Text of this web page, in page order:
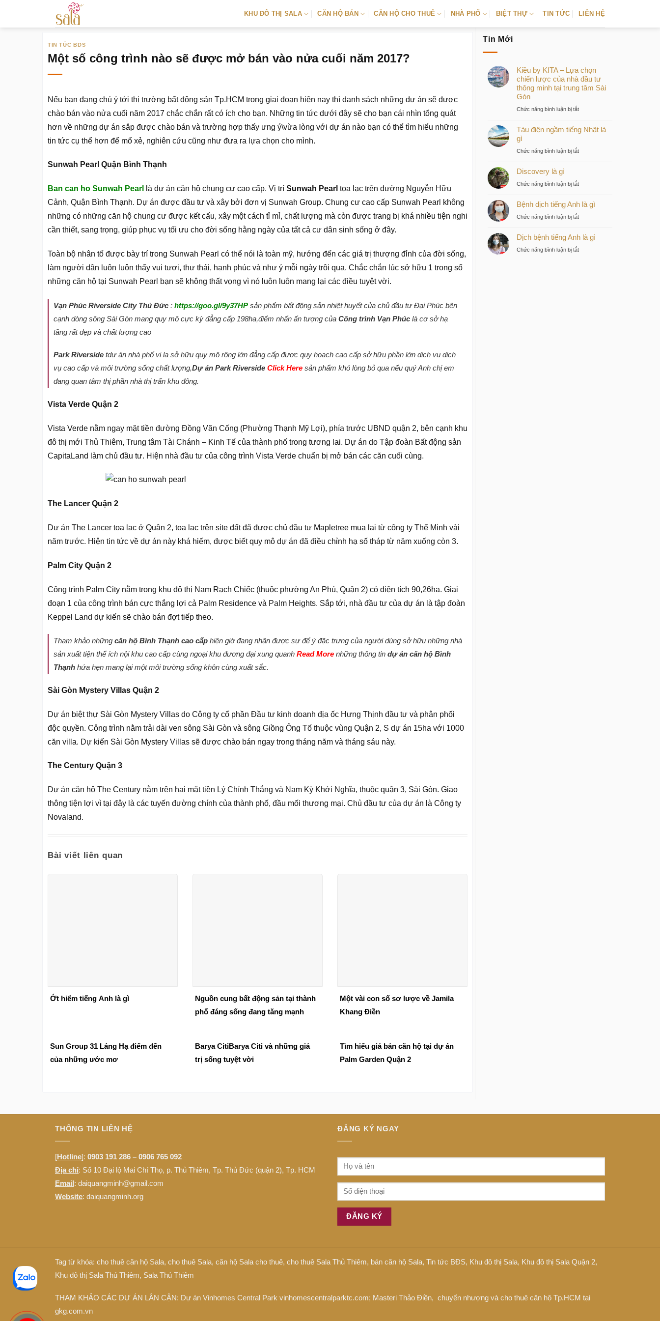
KHU ĐÔ THỊ SALA CĂN HỘ BÁN CĂN HỘ CHO THUÊ NHÀ PHỐ BIỆT THỰ TIN TỨC LIÊN HỆ
TIN TỨC BDS
Một số công trình nào sẽ được mở bán vào nửa cuối năm 2017?
Nếu bạn đang chú ý tới thị trường bất động sản Tp.HCM trong giai đoạn hiện nay thì danh sách những dự án sẽ được
chào bán vào nửa cuối năm 2017 chắc chắn rất có ích cho bạn. Những tin tức dưới đây sẽ cho bạn cái nhìn tổng quát
hơn về những dự án sắp được chào bán và trường hợp thấy ưng ý\vừa lòng với dự án nào bạn có thể tìm hiểu những
tin tức cụ thể hơn để mổ xẻ, nghiên cứu cũng như đưa ra lựa chọn cho mình.
Sunwah Pearl Quận Bình Thạnh
Ban can ho Sunwah Pearl là dự án căn hộ chung cư cao cấp. Vị trí Sunwah Pearl tọa lạc trên đường Nguyễn Hữu
Cảnh, Quận Bình Thạnh. Dự án được đầu tư và xây bởi đơn vị Sunwah Group. Chung cư cao cấp Sunwah Pearl không
những có những căn hộ chung cư được kết cấu, xây một cách tỉ mỉ, chất lượng mà còn được trang bị khá nhiều tiện nghi
cần thiết, sang trọng, giúp phục vụ tối ưu cho đời sống hằng ngày của tất cả cư dân sinh sống ở đây.
Toàn bộ nhân tố được bày trí trong Sunwah Pearl có thể nói là toàn mỹ, hướng đến các giá trị thượng đỉnh của đời sống,
làm người dân luôn luôn thấy vui tươi, thư thái, hạnh phúc và như ý mỗi ngày trôi qua. Chắc chắn lúc sở hữu 1 trong số
những căn hộ tại Sunwah Pearl bạn sẽ không thất vọng vì nó luôn luôn mang lại các điều tuyệt vời.
Vạn Phúc Riverside City Thủ Đức : https://goo.gl/9y37HP sản phẩm bất động sản nhiệt huyết của chủ đầu tư Đại Phúc bên
cạnh dòng sông Sài Gòn mang quy mô cực kỳ đẳng cấp 198ha,điểm nhấn ấn tượng của Công trình Vạn Phúc là cơ sở hạ
tầng rất đẹp và chất lượng cao
Park Riverside tdự án nhà phố vi la sở hữu quy mô rộng lớn đẳng cấp được quy hoạch cao cấp sở hữu phần lớn dịch vụ dịch
vụ cao cấp và môi trường sống chất lượng,Dự án Park Riverside Click Here sản phẩm khó lòng bỏ qua nếu quý Anh chị em
đang quan tâm thị phần nhà thị trấn khu đông.
Vista Verde Quận 2
Vista Verde nằm ngay mặt tiền đường Đồng Văn Cống (Phường Thạnh Mỹ Lợi), phía trước UBND quận 2, bên cạnh khu
đô thị mới Thủ Thiêm, Trung tâm Tài Chánh – Kinh Tế của thành phố trong tương lai. Dự án do Tập đoàn Bất động sản
CapitaLand làm chủ đầu tư. Hiện nhà đầu tư của công trình Vista Verde chuẩn bị mở bán các căn cuối cùng.
The Lancer Quận 2
Dự án The Lancer tọa lạc ở Quận 2, tọa lạc trên site đất đã được chủ đầu tư Mapletree mua lại từ công ty Thế Minh vài
năm trước. Hiện tin tức về dự án này khá hiếm, được biết quy mô dự án đã điều chỉnh hạ số tháp từ năm xuống còn 3.
Palm City Quận 2
Công trình Palm City nằm trong khu đô thị Nam Rạch Chiếc (thuộc phường An Phú, Quận 2) có diện tích 90,26ha. Giai
đoạn 1 của công trình bán cực thắng lợi cả Palm Residence và Palm Heights. Sắp tới, nhà đầu tư của dự án là tập đoàn
Keppel Land dự kiến sẽ chào bán đợt tiếp theo.
Tham khảo những căn hộ Bình Thạnh cao cấp hiện giờ đang nhận được sự để ý đặc trưng của người dùng sở hữu những nhà
sản xuất tiện thể ích nội khu cao cấp cùng ngoại khu đương đại xung quanh Read More những thông tin dự án căn hộ Bình
Thạnh hứa hẹn mang lại một môi trường sống khôn cùng xuất sắc.
Sài Gòn Mystery Villas Quận 2
Dự án biệt thự Sài Gòn Mystery Villas do Công ty cổ phần Đầu tư kinh doanh địa ốc Hưng Thịnh đầu tư và phân phối
độc quyền. Công trình nằm trải dài ven sông Sài Gòn và sông Giồng Ông Tố thuộc vùng Quận 2, S dự án 15ha với 1000
căn villa. Dự kiến Sài Gòn Mystery Villas sẽ được chào bán ngay trong tháng năm và tháng sáu này.
The Century Quận 3
Dự án căn hộ The Century nằm trên hai mặt tiền Lý Chính Thắng và Nam Kỳ Khởi Nghĩa, thuộc quận 3, Sài Gòn. Giao
thông tiện lợi vì tại đây là các tuyến đường chính của thành phố, đầu mối thương mại. Chủ đầu tư của dự án là Công ty
Novaland.
Bài viết liên quan
Ớt hiểm tiếng Anh là gì
Nguồn cung bất động sản tại thành
phố đáng sống đang tăng mạnh
Một vài con số sơ lược về Jamila
Khang Điền
Sun Group 31 Láng Hạ điểm đến
của những ước mơ
Barya CitiBarya Citi và những giá
trị sống tuyệt vời
Tìm hiểu giá bán căn hộ tại dự án
Palm Garden Quận 2
Tin Mới
Kiều by KITA – Lựa chọn
chiến lược của nhà đầu tư
thông minh tại trung tâm Sài
Gòn
Chức năng bình luận bị tắtở
by
lược
nhà
đầu
thông
Tàu điện ngầm tiếng Nhật là
gì
Chức năng bình luận bị tắtở
gì
Discovery là gì
Chức năng bình luận bị tắtở
là
Bệnh dịch tiếng Anh là gì
Chức năng bình luận bị tắtở
dịch
Dịch bệnh tiếng Anh là gì
Chức năng bình luận bị tắtở
THÔNG TIN LIÊN HỆ
[Hotline]: 0903 191 286 – 0906 765 092
Địa chỉ: Số 10 Đại lộ Mai Chí Thọ, p. Thủ Thiêm, Tp. Thủ Đức (quận 2), Tp. HCM
Email: daiquangminh@gmail.com
Website: daiquangminh.org
ĐĂNG KÝ NGAY
Tag từ khóa: cho thuê căn hộ Sala, cho thuê Sala, căn hộ Sala cho thuê, cho thuê Sala Thủ Thiêm, bán căn hộ Sala, Tin tức BĐS, Khu đô thị Sala, Khu đô thị Sala Quận 2,
Khu đô thị Sala Thủ Thiêm, Sala Thủ Thiêm
THAM KHẢO CÁC DỰ ÁN LÂN CẬN: Dự án Vinhomes Central Park vinhomescentralparktc.com; Masteri Thảo Điền, chuyển nhượng và cho thuê căn hộ Tp.HCM tại
gkg.com.vn